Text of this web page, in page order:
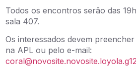
Todos os encontros serão das
sala 407.
Os interessados devem
na APL ou pelo e-mail: